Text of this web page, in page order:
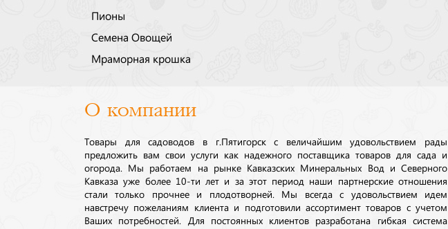
Пионы
Семена Овощей
Мраморная крошка
О компании
Товары для садоводов в г.Пятигорск с величайшим удовольствием рады
предложить вам свои услуги как надежного поставщика товаров для сада и
огорода. Мы работаем на рынке Кавказских Минеральных Вод и Северного
Кавказа уже более 10-ти лет и за этот период наши партнерские отношения
стали только прочнее и плодотворней. Мы всегда с удовольствием идем
навстречу пожеланиям клиента и подготовили ассортимент товаров с учетом
Ваших потребностей. Для постоянных клиентов разработана гибкая система